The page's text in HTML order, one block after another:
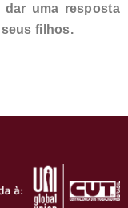
dar uma resposta
filhos.